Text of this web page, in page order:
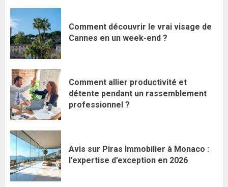
Comment découvrir le vrai visage de
Cannes en un week-end ?
Comment allier productivité et
détente pendant un rassemblement
professionnel ?
Avis sur Piras Immobilier à Monaco :
l’expertise d’exception en 2026